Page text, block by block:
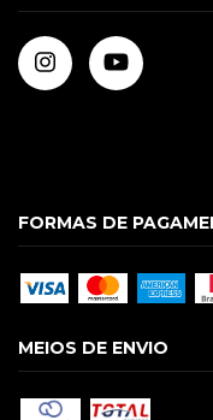
FORMAS DE
MEIOS DE ENVIO